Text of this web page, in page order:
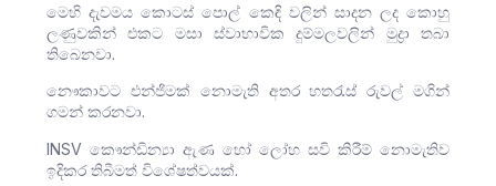
මෙහි දැවමය කොටස් පොල් කෙඳි වලින් සාදන ලද කොහු
ලණුවකින් එකට මසා ස්වාභාවික දුම්මලවලින් මුද්‍රා තබා
තිබෙනවා.
නෞකාවට එන්ජිමක් නොමැති අතර හතරැස් රුවල් මගින්
ගමන් කරනවා.
INSV කෞන්ඩින්‍යා ඇණ හෝ ලෝහ සවි කිරීම් නොමැතිව
ඉදිකර තිබීමත් විශේෂත්වයක්.